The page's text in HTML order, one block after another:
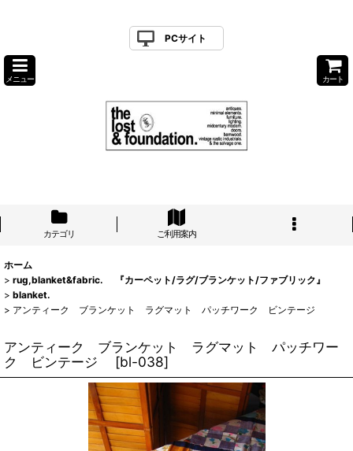
PCサイト
メニュー カート
カテゴリ ご利用案内
ホーム
> rug,blanket&fabric. 『カーペット/ラグ/ブランケット/ファブリック』
> blanket.
> アンティーク ブランケット ラグマット パッチワーク ビンテージ
アンティーク ブランケット ラグマット パッチワー
ク ビンテージ
[bl-038]